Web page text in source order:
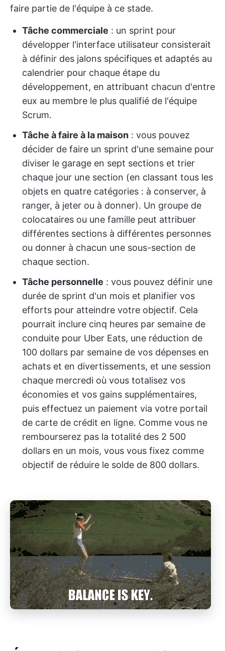
faire partie de l'équipe à ce stade.
Tâche commerciale : un sprint pour
développer l'interface utilisateur consisterait
à définir des jalons spécifiques et adaptés au
calendrier pour chaque étape du
développement, en attribuant chacun d'entre
eux au membre le plus qualifié de l'équipe
Scrum.
Tâche à faire à la maison : vous pouvez
décider de faire un sprint d'une semaine pour
diviser le garage en sept sections et trier
chaque jour une section (en classant tous les
objets en quatre catégories : à conserver, à
ranger, à jeter ou à donner). Un groupe de
colocataires ou une famille peut attribuer
différentes sections à différentes personnes
ou donner à chacun une sous-section de
chaque section.
Tâche personnelle : vous pouvez définir une
durée de sprint d'un mois et planifier vos
efforts pour atteindre votre objectif. Cela
pourrait inclure cinq heures par semaine de
conduite pour Uber Eats, une réduction de
100 dollars par semaine de vos dépenses en
achats et en divertissements, et une session
chaque mercredi où vous totalisez vos
économies et vos gains supplémentaires,
puis effectuez un paiement via votre portail
de carte de crédit en ligne. Comme vous ne
rembourserez pas la totalité des 2 500
dollars en un mois, vous vous fixez comme
objectif de réduire le solde de 800 dollars.